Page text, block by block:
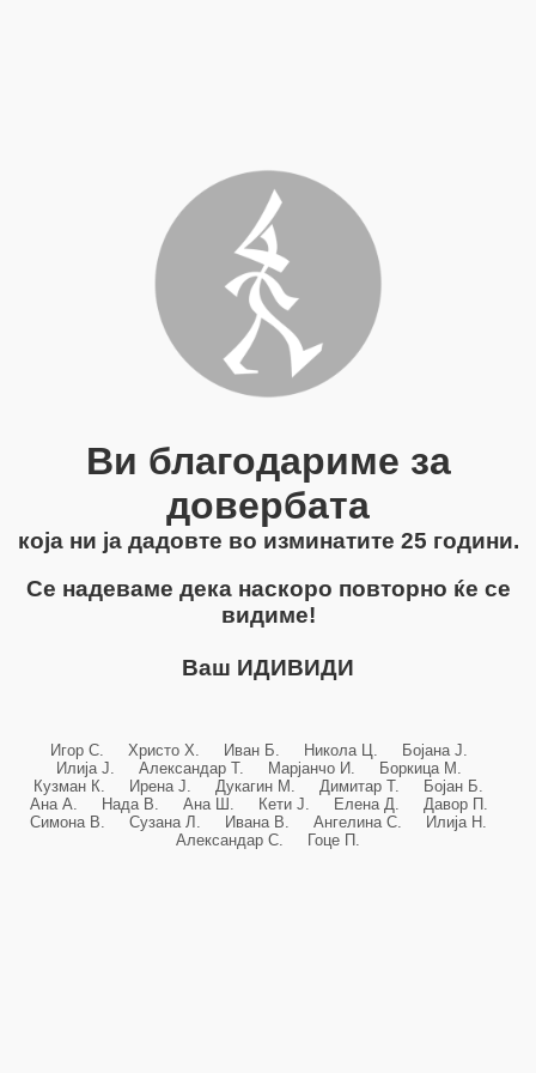
Ви благодариме за
довербата
која ни ја дадовте во изминатите 25 години.
Се надеваме дека наскоро повторно ќе се
видиме!
Ваш ИДИВИДИ
Игор С. Христо Х. Иван Б. Никола Ц. Бојана Ј.
Илија Ј. Александар Т. Марјанчо И. Боркица М.
Кузман К. Ирена Ј. Дукагин М. Димитар Т. Бојан Б.
Ана А. Нада В. Ана Ш. Кети Ј. Елена Д. Давор П.
Симона В. Сузана Л. Ивана В. Ангелина С. Илија Н.
Александар С. Гоце П.